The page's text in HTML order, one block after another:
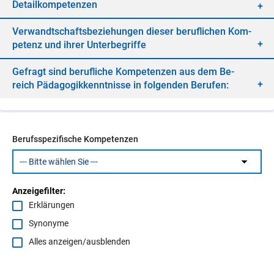
De­tail­kom­pe­ten­zen
Ver­wandt­schafts­be­zie­hun­gen die­ser be­ruf­li­chen Kom­
pe­tenz und ih­rer Un­ter­be­grif­fe
Ge­fragt sind be­ruf­li­che Kom­pe­ten­zen aus dem Be­
reich Päd­ago­gik­kennt­nis­se in fol­gen­den Be­ru­fen:
Berufsspezifische Kompetenzen
Anzeigefilter:
Erklärungen
Synonyme
Alles anzeigen/ausblenden